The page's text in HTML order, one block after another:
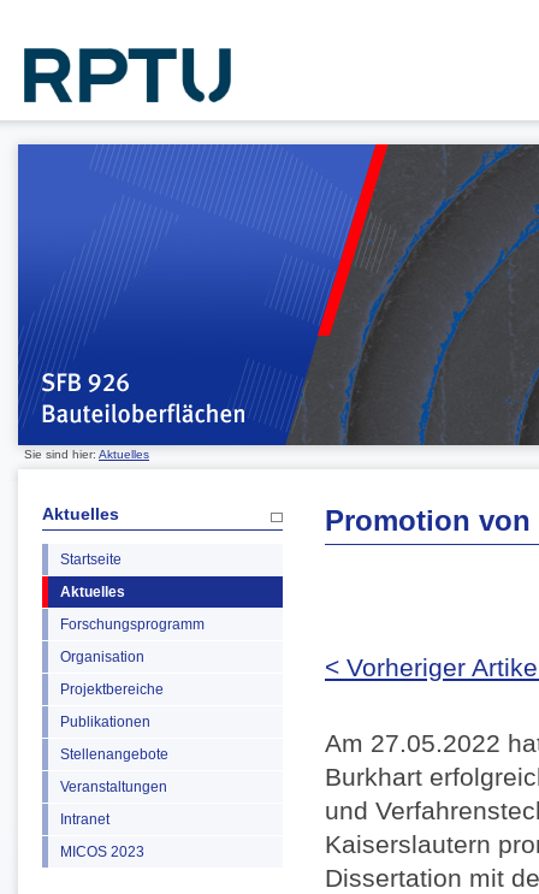
Sie sind hier: Aktuelles
Aktuelles
Startseite
Aktuelles
Forschungsprogramm
Organisation
Projektbereiche
Publikationen
Stellenangebote
Veranstaltungen
Intranet
MICOS 2023
Promotion
< Vorheriger
Am 27.05.2022
Burkhart
und
Kaiserslautern
Dissertation mit